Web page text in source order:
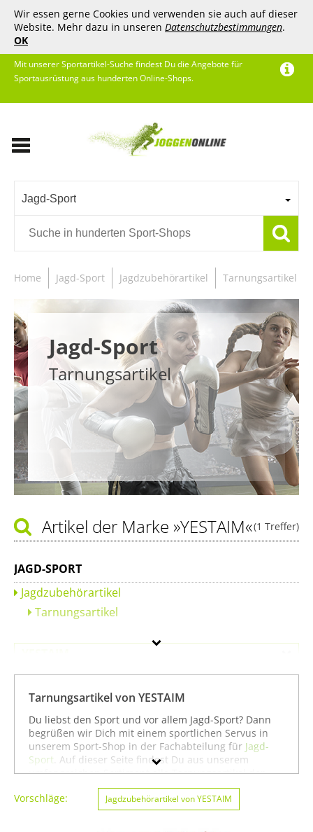
Wir essen gerne Cookies und verwenden sie auch auf dieser
Website. Mehr dazu in unseren Datenschutzbestimmungen.
OK
Mit unserer Sportartikel-Suche findest Du die Angebote für
Sportausrüstung aus hunderten Online-Shops.
Jagd-Sport
Home Jagd-Sport Jagdzubehörartikel Tarnungsartikel
Jagd-Sport
Tarnungsartikel
(1 Treffer)
Artikel der Marke »YESTAIM«
JAGD-SPORT
Jagdzubehörartikel
Tarnungsartikel
Farbe
Tarnungsartikel von YESTAIM
Du liebst den Sport und vor allem Jagd-Sport? Dann
begrüßen wir Dich mit einem sportlichen Servus in
unserem Sport-Shop in der Fachabteilung für Jagd-
Sport . Auf dieser Seite findest Du aus unserem
umfangreichen Sortiment alle Tarnungsartikel der
Marke YESTAIM. Mit Hilfe der Filter am linken
Seitenrand kannst Du Dir auchTarnungsartikel
anderen Marken anzeigen lassen. Alternativ kannst
Vorschläge: Jagdzubehörartikel von YESTAIM